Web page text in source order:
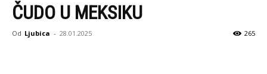
ČUDO U MEKSIKU
Od Ljubica - 28.01.2025 265